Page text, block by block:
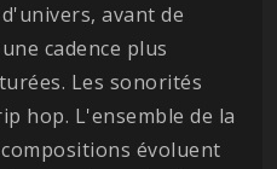
avant de
cadence plus
Les sonorités
hop. L'ensemble de la
évoluent